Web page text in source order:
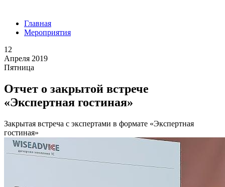
Главная
Мероприятия
12
Апреля 2019
Пятница
Отчет о закрытой встрече
«Экспертная гостиная»
Закрытая встреча с экспертами в формате «Экспертная
гостиная»